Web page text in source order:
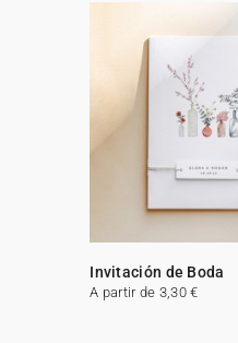
Invitación de Boda
A partir de 3,30 €